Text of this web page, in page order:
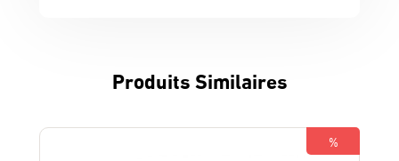
Produits Similaires
%